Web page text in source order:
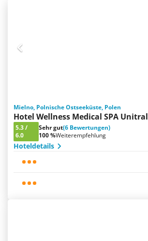
Mielno, Polnische Ostseeküste, Polen
Hotel Wellness Medical SPA Unitral
5.3/
6.0
Sehr gut(6 Bewertungen)
100 %Weiterempfehlung
Hoteldetails